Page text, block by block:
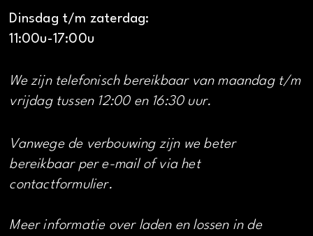
Dinsdag t/m zaterdag:
11:00u-17:00u
We zijn telefonisch bereikbaar van maandag t/m
vrijdag tussen 12:00 en 16:30 uur.
Vanwege de verbouwing zijn we beter
bereikbaar per e-mail of via het
contactformulier.
Meer informatie over laden en lossen in de